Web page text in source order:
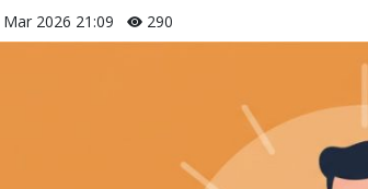
2026 21:09 290